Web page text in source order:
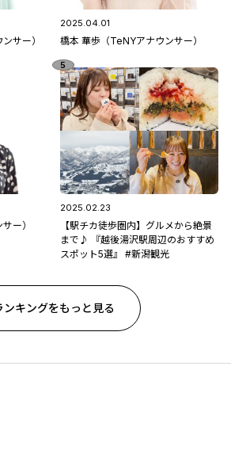
サー）
2025.04.01
橋本 華歩（TeNYアナウンサー）
ー）
2025.02.23
【駅チカ徒歩圏内】グルメから絶景
まで♪ 『越後湯沢駅周辺のおすすめ
スポット5選』 #新潟観光
ンキングをもっと見る